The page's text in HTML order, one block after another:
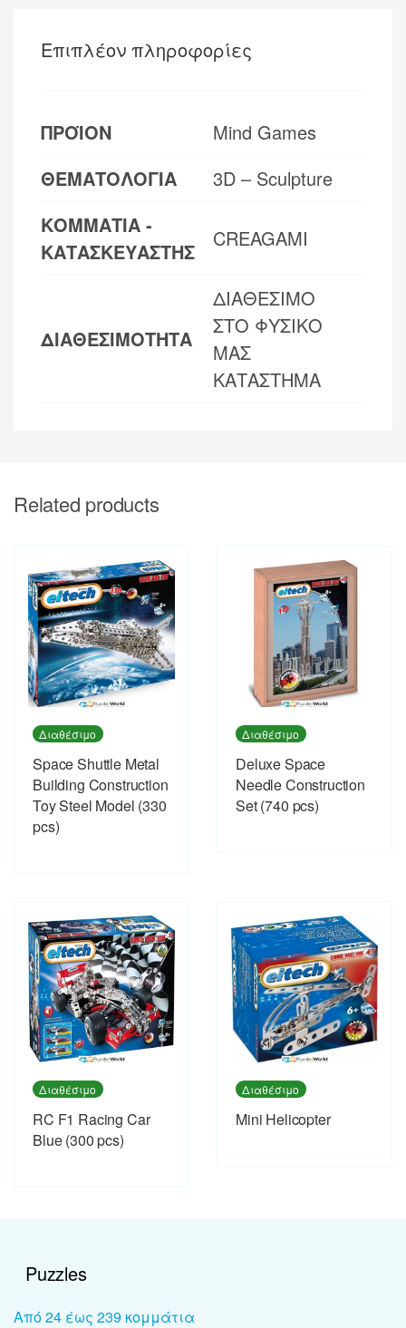
Επιπλέον πληροφορίες
ΠΡΟΪΟΝ
Mind Games
ΘΕΜΑΤΟΛΟΓΙΑ
3D – Sculpture
ΚΟΜΜΑΤΙΑ -
ΚΑΤΑΣΚΕΥΑΣΤΗΣ
CREAGAMI
ΔΙΑΘΕΣΙΜΟΤΗΤΑ
ΔΙΑΘΕΣΙΜΟ
ΣΤΟ ΦΥΣΙΚΟ
ΜΑΣ
ΚΑΤΑΣΤΗΜΑ
Related products
Διαθέσιμο
Space Shuttle Metal
Building Construction
Toy Steel Model (330
pcs)
Διαθέσιμο
Deluxe Space
Needle Construction
Set (740 pcs)
Διαθέσιμο
RC F1 Racing Car
Blue (300 pcs)
Διαθέσιμο
Mini Helicopter
Puzzles
Από 24 έως 239 κομμάτια